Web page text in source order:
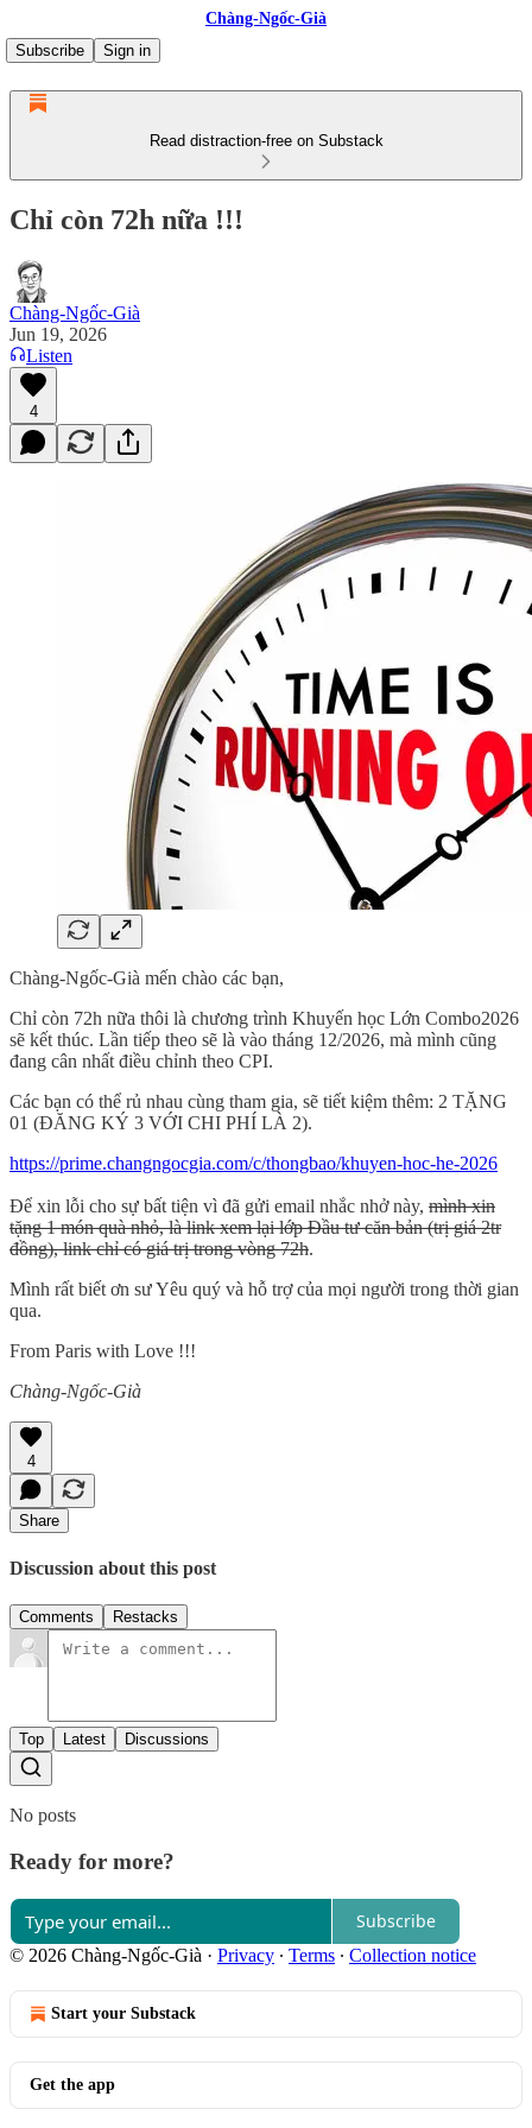
Chàng-Ngốc-Già
Subscribe
Sign in
Read distraction-free on Substack
Chỉ còn 72h nữa !!!
Chàng-Ngốc-Già
Jun 19, 2026
Listen
4
Chàng-Ngốc-Già mến chào các bạn,
Chỉ còn 72h nữa thôi là chương trình Khuyến học Lớn Combo2026
sẽ kết thúc. Lần tiếp theo sẽ là vào tháng 12/2026, mà mình cũng
đang cân nhất điều chỉnh theo CPI.
Các bạn có thể rủ nhau cùng tham gia, sẽ tiết kiệm thêm: 2 TẶNG
01 (ĐĂNG KÝ 3 VỚI CHI PHÍ LÀ 2).
https://prime.changngocgia.com/c/thongbao/khuyen-hoc-he-2026
Để xin lỗi cho sự bất tiện vì đã gửi email nhắc nhở này, mình xin
tặng 1 món quà nhỏ, là link xem lại lớp Đầu tư căn bản (trị giá 2tr
đồng), link chỉ có giá trị trong vòng 72h.
Mình rất biết ơn sư Yêu quý và hỗ trợ của mọi người trong thời gian
qua.
From Paris with Love !!!
Chàng-Ngốc-Già
4
Share
Discussion about this post
Comments Restacks
Top Latest Discussions
No posts
Ready for more?
Subscribe
© 2026 Chàng-Ngốc-Già · Privacy ∙ Terms ∙ Collection notice
Start your Substack
Get the app